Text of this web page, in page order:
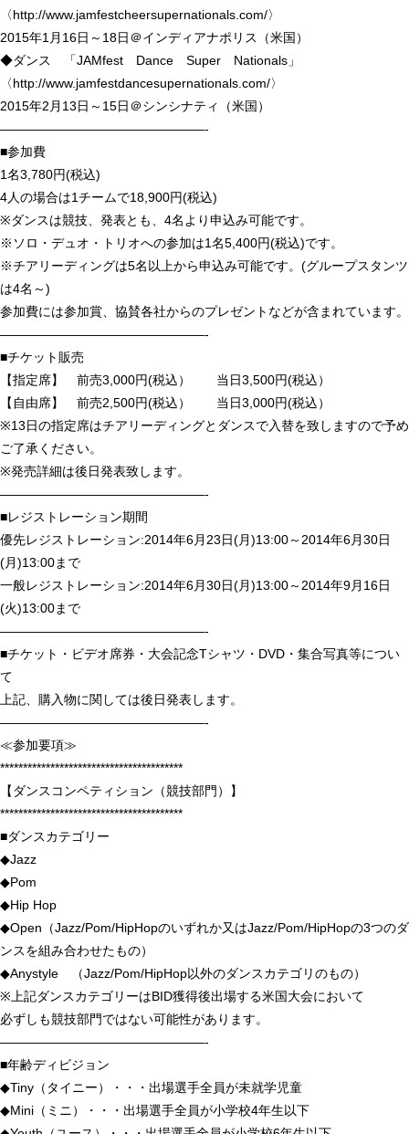
〈http://www.jamfestcheersupernationals.com/〉
2015年1月16日～18日＠インディアナポリス（米国）
◆ダンス 「JAMfest Dance Super Nationals」
〈http://www.jamfestdancesupernationals.com/〉
2015年2月13日～15日＠シンシナティ（米国）
————————————————-
■参加費
1名3,780円(税込)
4人の場合は1チームで18,900円(税込)
※ダンスは競技、発表とも、4名より申込み可能です。
※ソロ・デュオ・トリオへの参加は1名5,400円(税込)です。
※チアリーディングは5名以上から申込み可能です。(グループスタンツ
は4名～)
参加費には参加賞、協賛各社からのプレゼントなどが含まれています。
————————————————-
■チケット販売
【指定席】 前売3,000円(税込） 当日3,500円(税込）
【自由席】 前売2,500円(税込） 当日3,000円(税込）
※13日の指定席はチアリーディングとダンスで入替を致しますので予め
ご了承ください。
※発売詳細は後日発表致します。
————————————————-
■レジストレーション期間
優先レジストレーション:2014年6月23日(月)13:00～2014年6月30日
(月)13:00まで
一般レジストレーション:2014年6月30日(月)13:00～2014年9月16日
(火)13:00まで
————————————————-
■チケット・ビデオ席券・大会記念Tシャツ・DVD・集合写真等につい
て
上記、購入物に関しては後日発表します。
————————————————-
≪参加要項≫
****************************************
【ダンスコンペティション（競技部門）】
****************************************
■ダンスカテゴリー
◆Jazz
◆Pom
◆Hip Hop
◆Open（Jazz/Pom/HipHopのいずれか又はJazz/Pom/HipHopの3つのダ
ンスを組み合わせたもの）
◆Anystyle （Jazz/Pom/HipHop以外のダンスカテゴリのもの）
※上記ダンスカテゴリーはBID獲得後出場する米国大会において
必ずしも競技部門ではない可能性があります。
————————————————-
■年齢ディビジョン
◆Tiny（タイニー）・・・出場選手全員が未就学児童
◆Mini（ミニ）・・・出場選手全員が小学校4年生以下